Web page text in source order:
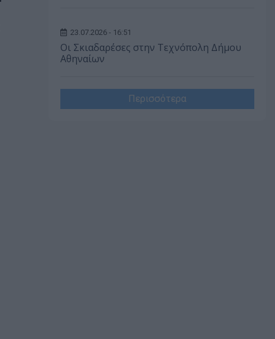
23.07.2026 - 16:51
Οι Σκιαδαρέσες στην Τεχνόπολη Δήμου
Αθηναίων
Περισσότερα